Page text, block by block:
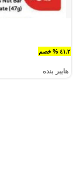
٤١.٢ % خصم
هايبر بنده